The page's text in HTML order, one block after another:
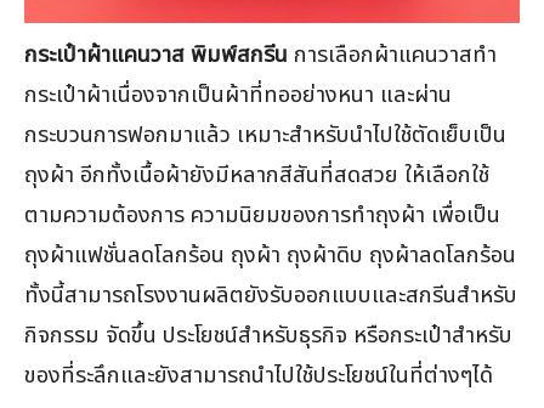
กระเป๋าผ้าแคนวาส พิมพ์สกรีน การเลือกผ้าแคนวาสทำ
กระเป๋าผ้าเนื่องจากเป็นผ้าที่ทออย่างหนา และผ่าน
กระบวนการฟอกมาแล้ว เหมาะสำหรับนำไปใช้ตัดเย็บเป็น
ถุงผ้า อีกทั้งเนื้อผ้ายังมีหลากสีสันที่สดสวย ให้เลือกใช้
ตามความต้องการ ความนิยมของการทำถุงผ้า เพื่อเป็น
ถุงผ้าแฟชั่นลดโลกร้อน ถุงผ้า ถุงผ้าดิบ ถุงผ้าลดโลกร้อน
ทั้งนี้สามารถโรงงานผลิตยังรับออกแบบและสกรีนสำหรับ
กิจกรรม จัดขึ้น ประโยชน์สำหรับธุรกิจ หรือกระเป๋าสำหรับ
ของที่ระลึกและยังสามารถนำไปใช้ประโยชน์ในที่ต่างๆได้